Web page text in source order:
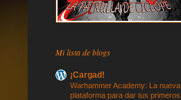
Mi lista de blogs
¡Cargad!
Warhammer Academy: La nueva
plataforma para dar tus primeros